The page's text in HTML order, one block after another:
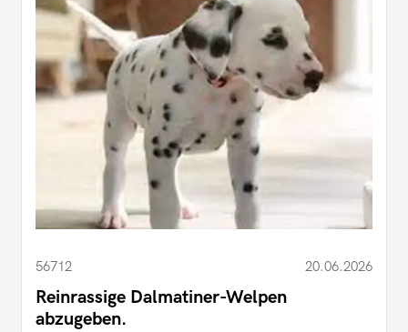
56712 20.06.2026
Reinrassige Dalmatiner-Welpen
abzugeben.